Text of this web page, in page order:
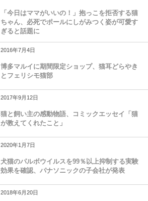
「今日はママがいいの！」抱っこを拒否する猫
ちゃん、必死でポールにしがみつく姿が可愛す
ぎると話題に
2016年7月4日
博多マルイに期間限定ショップ、猫耳どらやき
とフェリシモ猫部
2017年9月12日
猫と飼い主の感動物語、コミックエッセイ「猫
が教えてくれたこと」
2020年1月7日
犬猫のパルボウイルスを99％以上抑制する実験
効果を確認、パナソニックの子会社が発表
2018年6月20日